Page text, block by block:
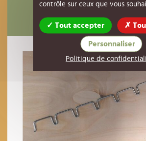
Ils ont également
contrôle sur ceux que vous
Tout accepter
Personnaliser
Politique de